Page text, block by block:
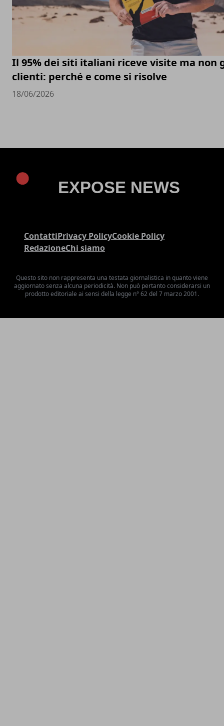
Il 95% dei siti italiani riceve visite ma non
clienti: perché e come si risolve
18/06/2026
ContattiPrivacy PolicyCookie Policy
RedazioneChi siamo
Questo sito non rappresenta una testata giornalistica in quanto viene
aggiornato senza alcuna periodicità. Non può pertanto considerarsi un
prodotto editoriale ai sensi della legge n° 62 del 7 marzo 2001.